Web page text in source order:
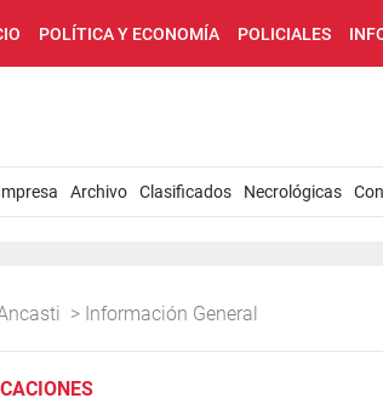
POLÍTICA Y ECONOMÍA POLICIALES
Archivo Clasificados Necrológicas
> Información General